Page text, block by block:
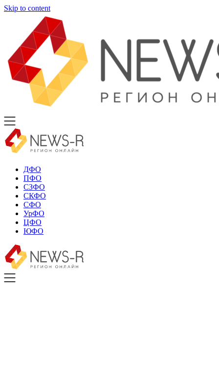
Skip to content
ДФО
ПФО
СЗФО
СКФО
СФО
УрФО
ЦФО
ЮФО